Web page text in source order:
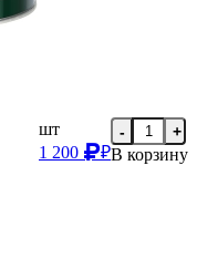
шт
1 200
₽
- +
В корзину